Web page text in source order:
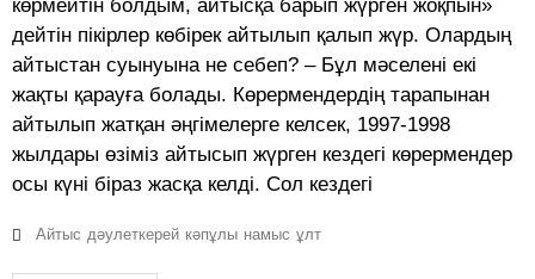
көрмейтін болдым, айтысқа барып жүрген жоқпын»
дейтін пікірлер көбірек айтылып қалып жүр. Олардың
айтыстан суынуына не себеп? – Бұл мәселені екі
жақты қарауға болады. Көрермендердің тарапынан
айтылып жатқан әңгімелерге келсек, 1997-1998
жылдары өзіміз айтысып жүрген кездегі көрермендер
осы күні біраз жасқа келді. Сол кездегі
Айтыс дәулеткерей кәпұлы намыс ұлт